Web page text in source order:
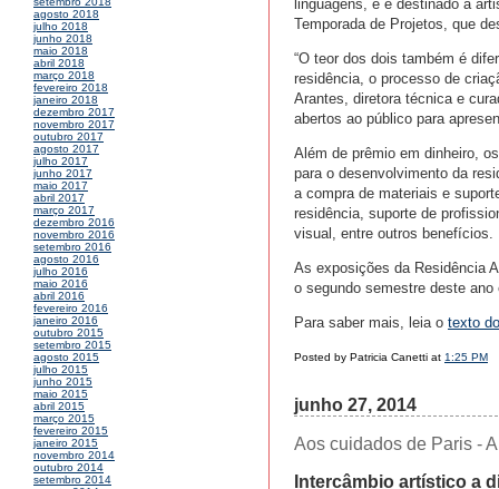
agosto 2018
julho 2018
junho 2018
maio 2018
abril 2018
março 2018
fevereiro 2018
janeiro 2018
dezembro 2017
novembro 2017
outubro 2017
agosto 2017
julho 2017
junho 2017
maio 2017
abril 2017
março 2017
dezembro 2016
novembro 2016
setembro 2016
agosto 2016
julho 2016
maio 2016
abril 2016
fevereiro 2016
janeiro 2016
outubro 2015
setembro 2015
agosto 2015
julho 2015
junho 2015
maio 2015
abril 2015
março 2015
fevereiro 2015
janeiro 2015
novembro 2014
outubro 2014
setembro 2014
linguagens, e é destinado a
Temporada de Projetos, que
“O teor dos dois também é
residência, o processo de
Arantes, diretora técnica e
abertos ao público para
Além de prêmio em dinheiro,
para o desenvolvimento da
a compra de materiais e
residência, suporte de
visual, entre outros benefícios.
As exposições da Residência
o segundo semestre deste
Para saber mais, leia o texto
Posted by Patricia Canetti at 1:25 PM
junho 27, 2014
Aos cuidados de Paris -
Intercâmbio artístico a